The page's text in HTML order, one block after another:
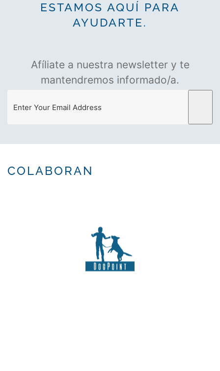
ESTAMOS AQUÍ PARA
AYUDARTE.
Afíliate a nuestra newsletter y te
mantendremos informado/a.
COLABORAN